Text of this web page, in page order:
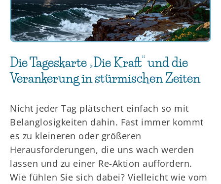
Die Tageskarte „Die Kraft“ und die
Verankerung in stürmischen Zeiten
Nicht jeder Tag plätschert einfach so mit
Belanglosigkeiten dahin. Fast immer kommt
es zu kleineren oder größeren
Herausforderungen, die uns wach werden
lassen und zu einer Re-Aktion auffordern.
Wie fühlen Sie sich dabei? Vielleicht wie vom